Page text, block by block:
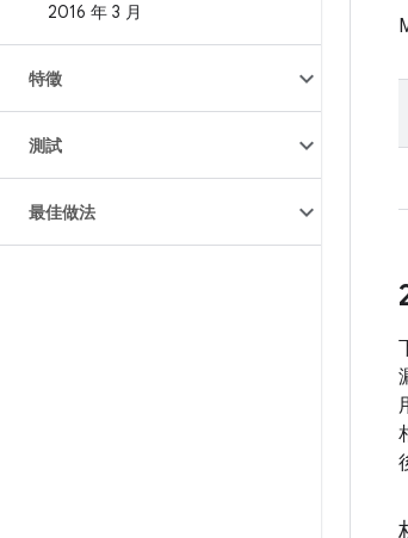
2016 年 3 月
特徵
測試
最佳做法